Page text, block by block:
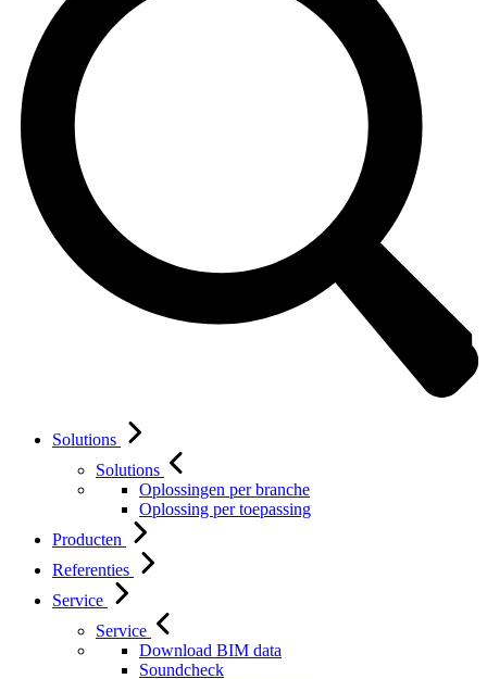
Solutions
Solutions
Oplossingen per branche
Oplossing per toepassing
Producten
Referenties
Service
Service
Download BIM data
Soundcheck